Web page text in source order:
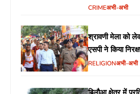
CRIMEअभी-अभी
श्रावणी मेला को
एसपी ने किया
RELIGIONअभी-अभी